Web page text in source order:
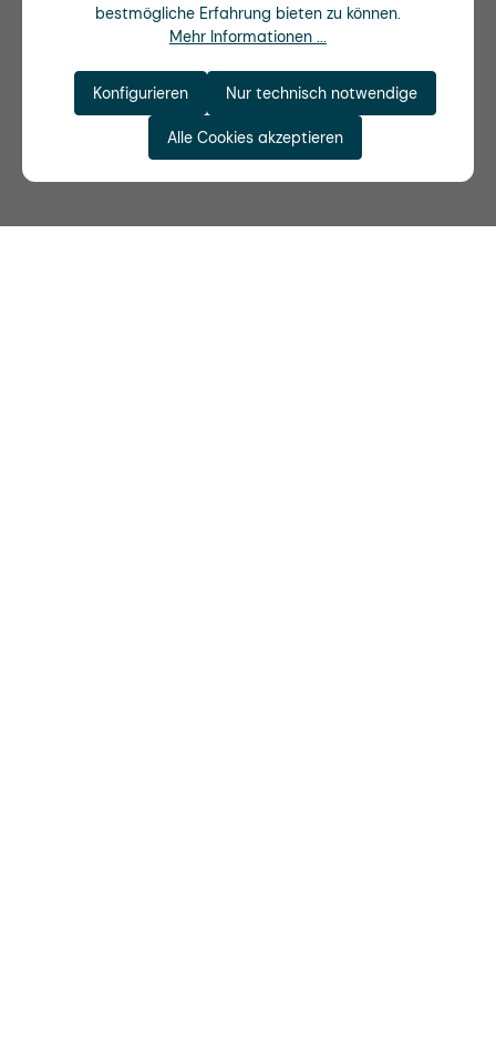
bestmögliche Erfahrung bieten zu können.
Mehr Informationen ...
Nur technisch notwendige
Konfigurieren
Alle Cookies akzeptieren